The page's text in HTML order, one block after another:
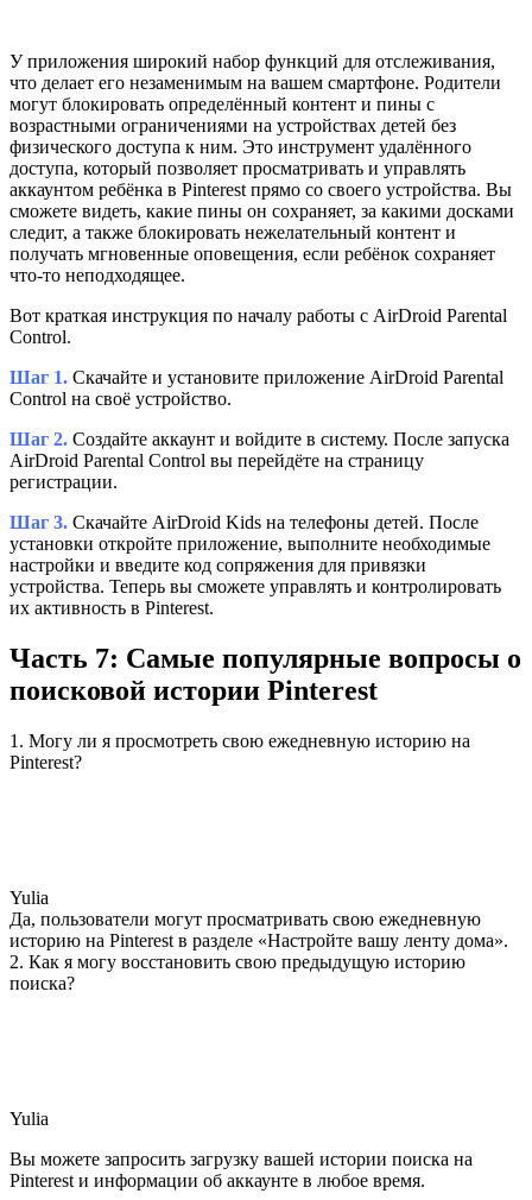
У приложения широкий набор функций для отслеживания,
что делает его незаменимым на вашем смартфоне. Родители
могут блокировать определённый контент и пины с
возрастными ограничениями на устройствах детей без
физического доступа к ним. Это инструмент удалённого
доступа, который позволяет просматривать и управлять
аккаунтом ребёнка в Pinterest прямо со своего устройства. Вы
сможете видеть, какие пины он сохраняет, за какими досками
следит, а также блокировать нежелательный контент и
получать мгновенные оповещения, если ребёнок сохраняет
что-то неподходящее.
Вот краткая инструкция по началу работы с AirDroid Parental
Control.
Шаг 1. Скачайте и установите приложение AirDroid Parental
Control на своё устройство.
Шаг 2. Создайте аккаунт и войдите в систему. После запуска
AirDroid Parental Control вы перейдёте на страницу
регистрации.
Шаг 3. Скачайте AirDroid Kids на телефоны детей. После
установки откройте приложение, выполните необходимые
настройки и введите код сопряжения для привязки
устройства. Теперь вы сможете управлять и контролировать
их активность в Pinterest.
Часть 7: Самые популярные вопросы о
поисковой истории Pinterest
1. Могу ли я просмотреть свою ежедневную историю на
Pinterest?
Yulia
Да, пользователи могут просматривать свою ежедневную
историю на Pinterest в разделе «Настройте вашу ленту дома».
2. Как я могу восстановить свою предыдущую историю
поиска?
Yulia
Вы можете запросить загрузку вашей истории поиска на
Pinterest и информации об аккаунте в любое время.